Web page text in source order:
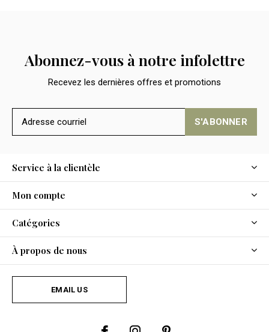
Abonnez-vous à notre infolettre
Recevez les dernières offres et promotions
S'ABONNER
Service à la clientèle
Mon compte
Catégories
À propos de nous
EMAIL US